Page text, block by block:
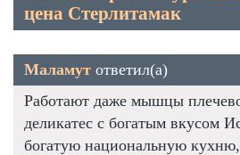
цена Стерлитамак
Маламут ответил(а)
Работают даже мышцы
деликатес с богатым вкусом
богатую национальную